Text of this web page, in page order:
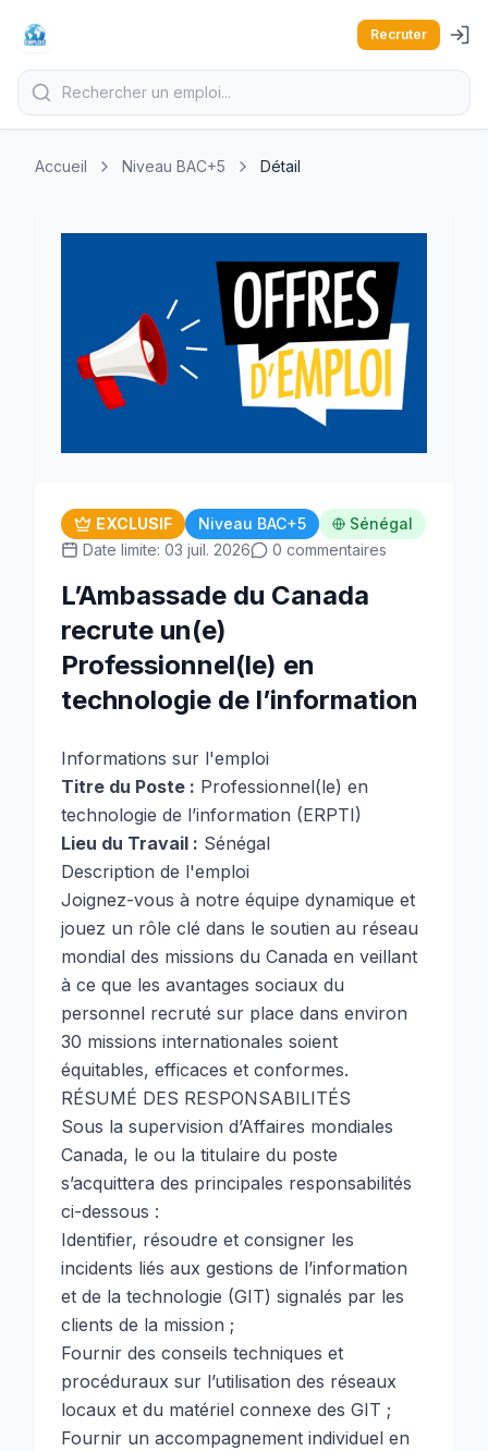
Recruter
Accueil Niveau BAC+5 Détail
EXCLUSIF Niveau BAC+5
Sénégal
Date limite: 03 juil. 2026
0 commentaires
L’Ambassade du Canada
recrute un(e)
Professionnel(le) en
technologie de l’information
Informations sur l'emploi
Titre du Poste : Professionnel(le) en
technologie de l’information (ERPTI)
Lieu du Travail : Sénégal
Description de l'emploi
Joignez-vous à notre équipe dynamique et
jouez un rôle clé dans le soutien au réseau
mondial des missions du Canada en veillant
à ce que les avantages sociaux du
personnel recruté sur place dans environ
30 missions internationales soient
équitables, efficaces et conformes.
RÉSUMÉ DES RESPONSABILITÉS
Sous la supervision d’Affaires mondiales
Canada, le ou la titulaire du poste
s’acquittera des principales responsabilités
ci-dessous :
Identifier, résoudre et consigner les
incidents liés aux gestions de l’information
et de la technologie (GIT) signalés par les
clients de la mission ;
Fournir des conseils techniques et
procéduraux sur l’utilisation des réseaux
locaux et du matériel connexe des GIT ;
Fournir un accompagnement individuel en